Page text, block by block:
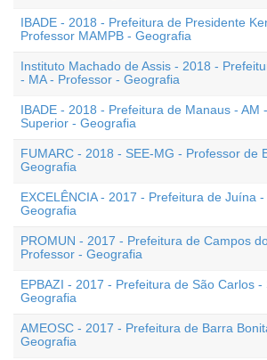
IBADE - 2018 - Prefeitura de Presidente
Professor MAMPB - Geografia
Instituto Machado de Assis - 2018 -
- MA - Professor - Geografia
IBADE - 2018 - Prefeitura de Manaus - AM
Superior - Geografia
FUMARC - 2018 - SEE-MG - Professor de
Geografia
EXCELÊNCIA - 2017 - Prefeitura de Juína
Geografia
PROMUN - 2017 - Prefeitura de Campos
Professor - Geografia
EPBAZI - 2017 - Prefeitura de São Carlos -
Geografia
AMEOSC - 2017 - Prefeitura de Barra
Geografia